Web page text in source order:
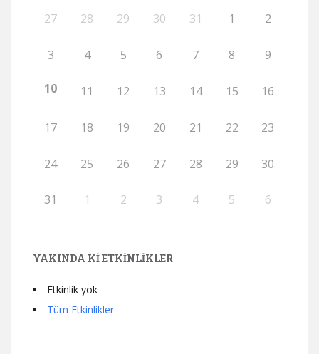
27 28 29 30 31 1 2
3 4 5 6 7 8 9
10 11 12 13 14 15 16
17 18 19 20 21 22 23
24 25 26 27 28 29 30
31 1 2 3 4 5 6
YAKINDA KI ETKINLIKLER
Etkinlik yok
Tüm Etkinlikler